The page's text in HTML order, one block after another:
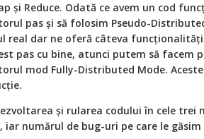
și Reduce. Odată ce avem un cod
pas și să folosim Pseudo-
real dar ne oferă câteva
pas cu bine, atunci putem să facem
mod Fully-Distributed Mode.
și rularea codului în cele trei
iar numărul de bug-uri pe care le